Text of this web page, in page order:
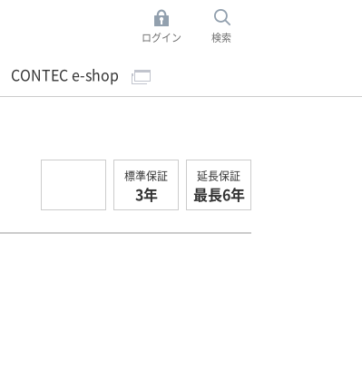
ログイン 検索
CONTEC e-shop
標準保証
3年
延長保証
最長6年